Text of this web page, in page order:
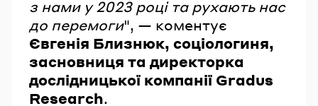
з нами у 2023 році та рухають нас
до перемоги", — коментує
Євгенія Близнюк, соціологиня,
засновниця та директорка
дослідницької компанії Gradus
Research.